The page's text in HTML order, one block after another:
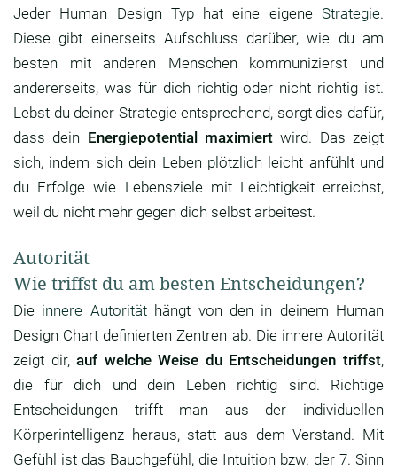
Jeder Human Design Typ hat eine eigene Strategie.
Diese gibt einerseits Aufschluss darüber, wie du am
besten mit anderen Menschen kommunizierst und
andererseits, was für dich richtig oder nicht richtig ist.
Lebst du deiner Strategie entsprechend, sorgt dies dafür,
dass dein Energiepotential maximiert wird. Das zeigt
sich, indem sich dein Leben plötzlich leicht anfühlt und
du Erfolge wie Lebensziele mit Leichtigkeit erreichst,
weil du nicht mehr gegen dich selbst arbeitest.
Autorität
Wie triffst du am besten Entscheidungen?
Die innere Autoritäthängt von den in deinem Human
Design Chart definierten Zentren ab. Die innere Autorität
zeigt dir,auf welche Weise du Entscheidungen triffst,
die für dich und dein Leben richtig sind. Richtige
Entscheidungen trifft man aus der individuellen
Körperintelligenz heraus, statt aus dem Verstand. Mit
Gefühl ist das Bauchgefühl, die Intuition bzw. der 7. Sinn